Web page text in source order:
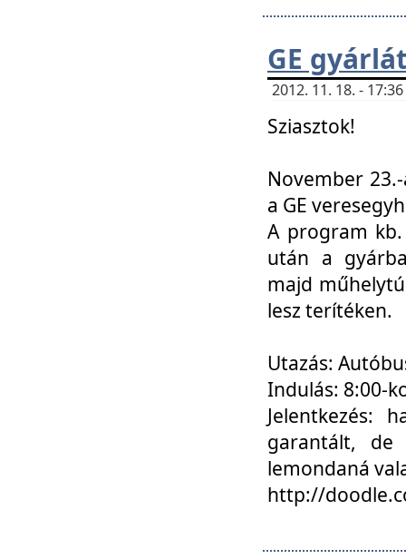
GE
2012. 11. 18. -
Sziasztok!
November
a GE
A program
után a
majd
lesz terítéken.
Utazás:
Indulás: 8:00-
Jelentkezés:
garantált, de
lemondaná
http://